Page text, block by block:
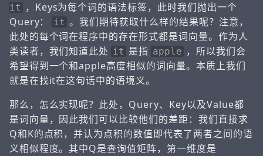
it
，Keys为每个词的语法标签，此时我们抛出一个
Query：
it 。我们期待获取什么样的结果呢？注意，
此处的每个词在程序中的存在形式都是词向量。作为人
类读者，我们知道此处 it 是指 apple ，所以我们会
希望得到一个和apple高度相似的词向量。本质上我们
就是在找it在这句话中的语境义。
那么，怎么实现呢？此处，Query、Key以及Value都
是词向量，因此我们可以比较他们的差距：我们直接求
Q和K的点积，并认为点积的数值即代表了两者之间的语
义相似程度。其中Q是查询值矩阵，第一维度是